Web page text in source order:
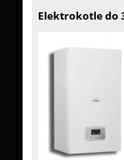
Elektrokotle do